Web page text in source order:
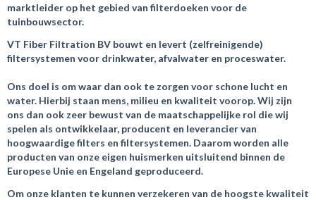
marktleider op het gebied van filterdoeken voor de
tuinbouwsector.
VT Fiber Filtration BV bouwt en levert (zelfreinigende)
filtersystemen voor drinkwater, afvalwater en proceswater.
Ons doel is om waar dan ook te zorgen voor schone lucht en
water. Hierbij staan mens, milieu en kwaliteit voorop. Wij zijn
ons dan ook zeer bewust van de maatschappelijke rol die wij
spelen als ontwikkelaar, producent en leverancier van
hoogwaardige filters en filtersystemen. Daarom worden alle
producten van onze eigen huismerken uitsluitend binnen de
Europese Unie en Engeland geproduceerd.
Om onze klanten te kunnen verzekeren van de hoogste kwaliteit